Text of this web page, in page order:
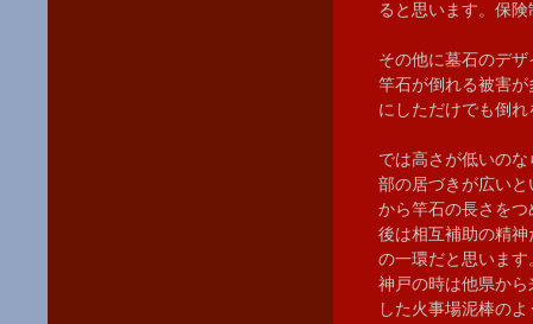
ると思います。保
その他に墓石のデ
竿石が倒れる被害
にしただけでも倒
では高さが低いの
部の居づきが広い
から竿石の長さを
後は相互補助の精
の一環だと思います
神戸の時は他県か
した火事場泥棒の